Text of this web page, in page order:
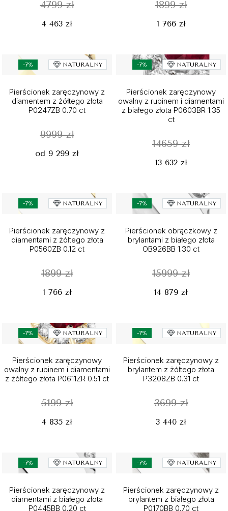
4799 zł
4 463 zł
1899 zł
1 766 zł
-7% NATURALNY
Pierścionek zaręczynowy z
diamentem z żółtego złota
P0247ZB 0.70 ct
9999 zł
od 9 299 zł
-7% NATURALNY
Pierścionek zaręczynowy
owalny z rubinem i diamentami
z białego złota P0603BR 1.35
ct
14659 zł
13 632 zł
-7% NATURALNY
Pierścionek zaręczynowy z
diamentami z żółtego złota
P0560ZB 0.12 ct
1899 zł
1 766 zł
-7% NATURALNY
Pierścionek obrączkowy z
brylantami z białego złota
OB926BB 1.30 ct
15999 zł
14 879 zł
-7% NATURALNY
Pierścionek zaręczynowy
owalny z rubinem i diamentami
z żółtego złota P0611ZR 0.51 ct
5199 zł
4 835 zł
-7% NATURALNY
Pierścionek zaręczynowy z
brylantem z żółtego złota
P3208ZB 0.31 ct
3699 zł
3 440 zł
-7% NATURALNY
Pierścionek zaręczynowy z
diamentami z białego złota
P0445BB 0.20 ct
-7% NATURALNY
Pierścionek zaręczynowy z
brylantem z białego złota
P0170BB 0.70 ct